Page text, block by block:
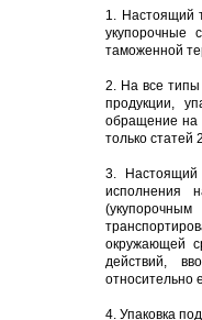
1. Настоящий
укупорочные
таможенной
2. На все типы
продукции,
обращение на
только статей
3. Настоящий
исполнения
окружающей
действий,
относительно
4. Упаковка